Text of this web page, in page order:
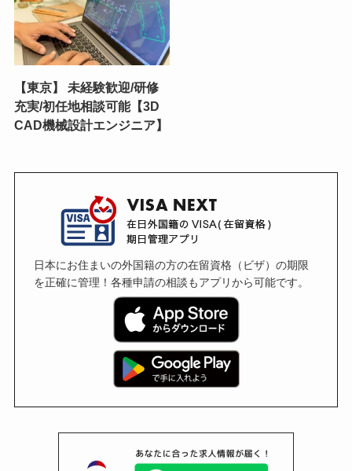
【東京】 未経験歓迎/研修
充実/初任地相談可能【3D
CAD機械設計エンジニア】
日本にお住まいの外国籍の方の在留資格（ビザ）の期限
を正確に管理！各種申請の相談もアプリから可能です。